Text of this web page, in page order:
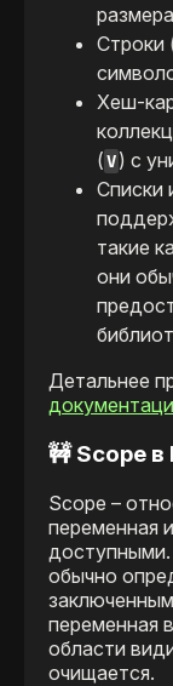
Строки
Хеш-
(V) с
Списки
такие
они
Детальнее
🚧 Scope в
Scope –
переменная
обычно
переменная
области
очищается.